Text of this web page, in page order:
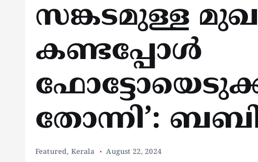
സങ്കടമുള്ള
കണ്ടപ്പോൾ
തോന്നി’:
Featured, Kerala August 22, 2024